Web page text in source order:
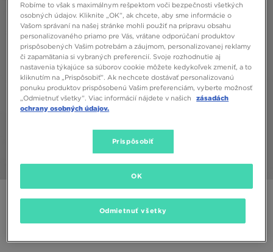
HOODRICH TRIČKO CHROMA
Robíme to však s maximálnym rešpektom voči bezpečnosti všetkých
osobných údajov. Kliknite „OK”, ak chcete, aby sme informácie o
Vašom správaní na našej stránke mohli použiť na prípravu obsahu
personalizovaného priamo pre Vás, vrátane odporúčaní produktov
prispôsobených Vašim potrebám a záujmom, personalizovanej reklamy
či zapamätania si vybraných preferencií. Svoje rozhodnutie aj
nastavenia týkajúce sa súborov cookie môžete kedykoľvek zmeniť, a to
kliknutím na „Prispôsobiť”. Ak nechcete dostávať personalizovanú
ponuku produktov prispôsobenú Vašim preferenciám, vyberte možnosť
„Odmietnuť všetky”. Viac informácií nájdete v našich
zásadách
ochrany osobných údajov.
Prispôsobiť
Odmietnuť všetky
OK